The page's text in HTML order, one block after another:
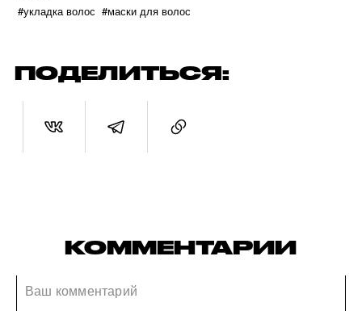
#укладка волос #маски для волос
ПОДЕЛИТЬСЯ:
КОММЕНТАРИИ